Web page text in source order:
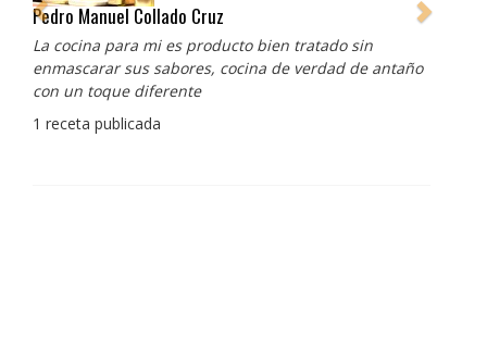
Pedro Manuel Collado Cruz
La cocina para mi es producto bien tratado sin
enmascarar sus sabores, cocina de verdad de antaño
con un toque diferente
1 receta publicada